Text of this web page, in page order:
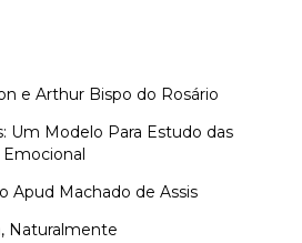
e Arthur Bispo do Rosário
Um Modelo Para Estudo das
Apud Machado de Assis
Naturalmente